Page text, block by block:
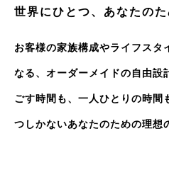
世界にひとつ、あなたの
お客様の家族構成やライフスタ
なる、オーダーメイドの自由設
ごす時間も、一人ひとりの時間
つしかないあなたのための理想